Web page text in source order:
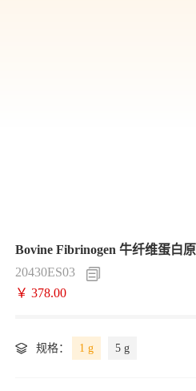
Bovine Fibrinogen 牛纤维蛋白原
20430ES03
￥ 378.00
规格： 1 g 5 g